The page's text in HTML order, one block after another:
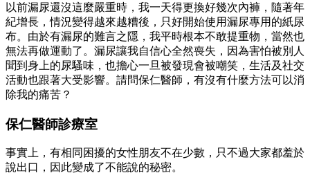
以前漏尿還沒這麼嚴重時，我一天得更換好幾次內褲，隨著年
紀增長，情況變得越來越糟後，只好開始使用漏尿專用的紙尿
布。由於有漏尿的難言之隱，我平時根本不敢提重物，當然也
無法再做運動了。漏尿讓我自信心全然喪失，因為害怕被別人
聞到身上的尿騷味，也擔心一旦被發現會被嘲笑，生活及社交
活動也跟著大受影響。請問保仁醫師，有沒有什麼方法可以消
除我的痛苦？
保仁醫師診療室
事實上，有相同困擾的女性朋友不在少數，只不過大家都羞於
說出口，因此變成了不能說的秘密。